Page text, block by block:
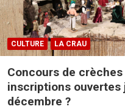
CULTURE LA CRAU
Concours de crèches
inscriptions ouvertes
décembre ?